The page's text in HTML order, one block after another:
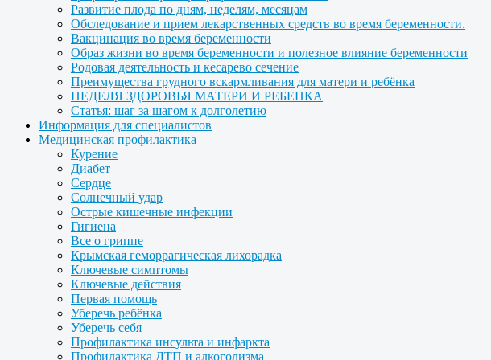
Развитие плода по дням, неделям, месяцам
Обследование и прием лекарственных средств во время беременности.
Вакцинация во время беременности
Образ жизни во время беременности и полезное влияние беременности
Родовая деятельность и кесарево сечение
Преимущества грудного вскармливания для матери и ребёнка
НЕДЕЛЯ ЗДОРОВЬЯ МАТЕРИ И РЕБЕНКА
Статья: шаг за шагом к долголетию
Информация для специалистов
Медицинская профилактика
Курение
Диабет
Сердце
Солнечный удар
Острые кишечные инфекции
Гигиена
Все о гриппе
Крымская геморрагическая лихорадка
Ключевые симптомы
Ключевые действия
Первая помощь
Уберечь ребёнка
Уберечь себя
Профилактика инсульта и инфаркта
Профилактика ДТП и алкоголизма